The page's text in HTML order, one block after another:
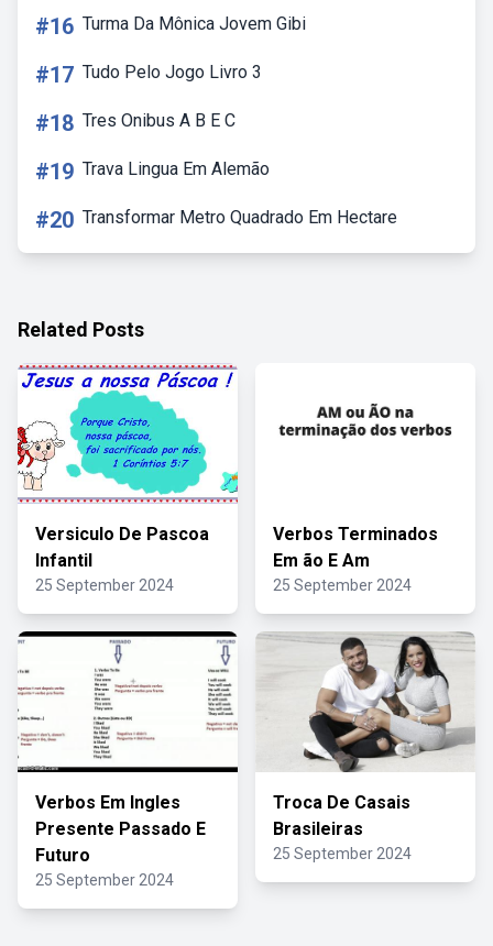
#16 Turma Da Mônica Jovem Gibi
#17 Tudo Pelo Jogo Livro 3
#18 Tres Onibus A B E C
#19 Trava Lingua Em Alemão
#20 Transformar Metro Quadrado Em Hectare
Related Posts
Versiculo De Pascoa
Infantil
25 September 2024
Verbos Terminados
Em ão E Am
25 September 2024
Verbos Em Ingles
Presente Passado E
Futuro
25 September 2024
Troca De Casais
Brasileiras
25 September 2024